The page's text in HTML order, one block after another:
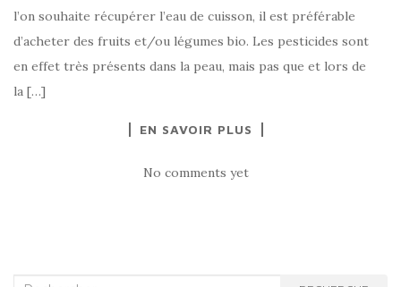
l’on souhaite récupérer l’eau de cuisson, il est préférable
d’acheter des fruits et/ou légumes bio. Les pesticides sont
en effet très présents dans la peau, mais pas que et lors de
la […]
EN SAVOIR PLUS
No comments yet